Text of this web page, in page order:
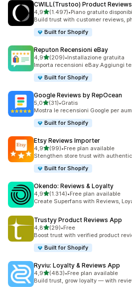
CWILL(Trustoo) Product Reviews
4,9stelle su 5
(1.497)
1497 recensioni totali
•Piano gratuito
Build trust with customer reviews,
Built for Shopify
Reputon Recensioni eBay
4,9stelle su 5
(209)
209 recensioni totali
•Installazione gratuita
Importa recensioni eBay.Aggiungi
Built for Shopify
Google Reviews by RepOcean
5,0stelle su 5
(31)
31 recensioni totali
•Gratis
Mostra le recensioni Google per
Built for Shopify
Etsy Reviews Importer
4,9stelle su 5
(99)
99 recensioni totali
•Free plan available
Stengthen store trust with
Built for Shopify
Okendo: Reviews & Loyalty
4,9stelle su 5
(1.314)
1314 recensioni totali
•Free plan available
Create Superfans with Reviews,
Trustyy Product Reviews App
4,8stelle su 5
(29)
29 recensioni totali
•Free
Boost trust with verified product
Built for Shopify
Ryviu: Loyalty & Reviews App
4,9stelle su 5
(483)
483 recensioni totali
•Free plan available
Build trust, grow loyalty — with